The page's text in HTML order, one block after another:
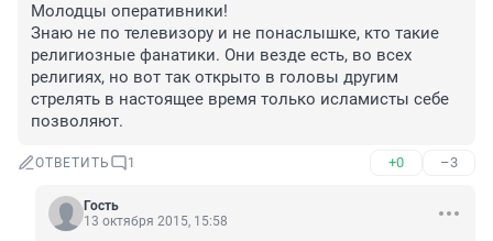
Молодцы оперативники!
Знаю не по телевизору и не понаслышке, кто такие
религиозные фанатики. Они везде есть, во всех
религиях, но вот так открыто в головы другим
стрелять в настоящее время только исламисты себе
позволяют.
ОТВЕТИТЬ 1 +0 –3
Гость
13 октября 2015, 15:58